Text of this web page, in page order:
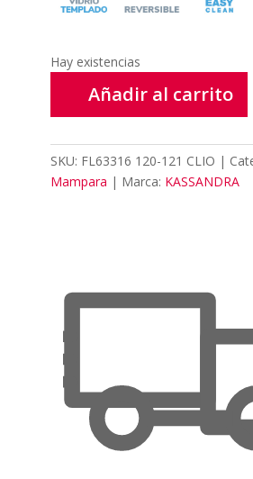
Hay existencias
Añadir al carrito
SKU: FL63316 120-121 CLIO
Mampara
Marca: KASSANDRA